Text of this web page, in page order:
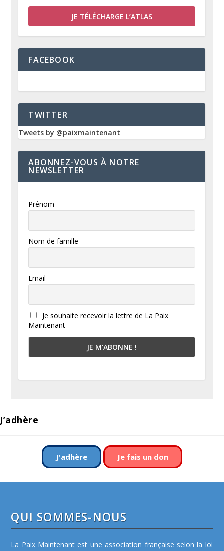
JE TÉLÉCHARGE L’ATLAS
FACEBOOK
TWITTER
Tweets by @paixmaintenant
ABONNEZ-VOUS À NOTRE
NEWSLETTER
Prénom
Nom de famille
Email
Je souhaite recevoir la lettre de La Paix
Maintenant
J’adhère
J'adhère Je fais un don
QUI SOMMES-NOUS
La Paix Maintenant est une association française selon la loi